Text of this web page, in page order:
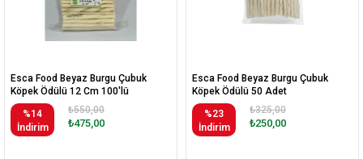
Esca Food Beyaz Burgu Çubuk
Köpek Ödülü 12 Cm 100'lü
%14
İndirim
₺475,00
₺550,00
Esca Food Beyaz Burgu Çubuk
Köpek Ödülü 50 Adet
%23
İndirim
₺250,00
₺325,00